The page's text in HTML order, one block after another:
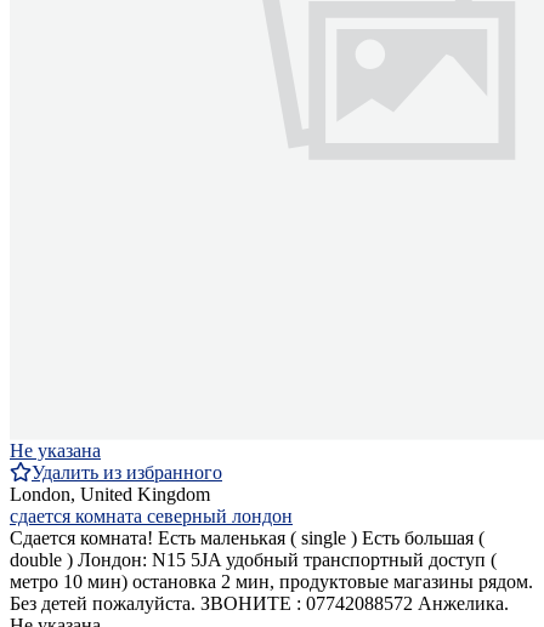
Не указана
Удалить из избранного
London, United Kingdom
сдается комната северный лондон
Сдается комната! Есть маленькая ( single ) Есть большая (
double ) Лондон: N15 5JA удобный транспортный доступ (
метро 10 мин) остановка 2 мин, продуктовые магазины рядом.
Без детей пожалуйста. ЗВОНИТЕ : 07742088572 Анжелика.